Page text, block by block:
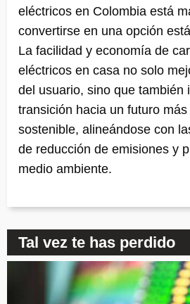
eléctricos en Colombia está
convertirse en una opción
La facilidad y economía de
eléctricos en casa no solo
del usuario, sino que también
transición hacia un futuro
sostenible, alineándose con
de reducción de emisiones y
medio ambiente.
Tal vez te has perdido